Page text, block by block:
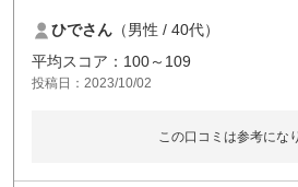
どうかと思います。
その他は江戸崎さんはとても良いのに残念で
ひでさん （男性 / 40代）
平均スコア：100～109
投稿日：2023/10/02
この口コミは参考にな